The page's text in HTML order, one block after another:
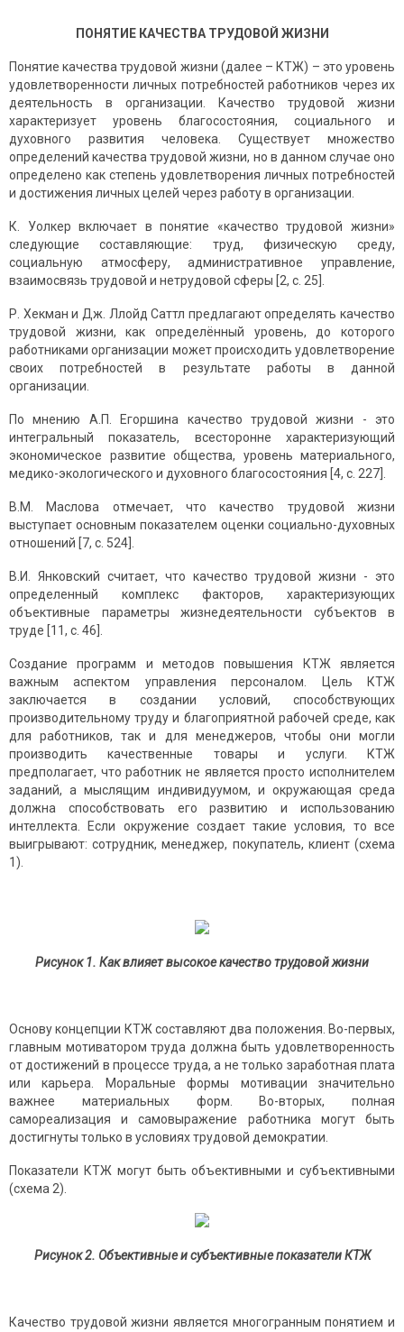
ПОНЯТИЕ КАЧЕСТВА ТРУДОВОЙ ЖИЗНИ
Понятие качества трудовой жизни (далее – КТЖ) – это уровень
удовлетворенности личных потребностей работников через их
деятельность в организации. Качество трудовой жизни
характеризует уровень благосостояния, социального и
духовного развития человека. Существует множество
определений качества трудовой жизни, но в данном случае оно
определено как степень удовлетворения личных потребностей
и достижения личных целей через работу в организации.
К. Уолкер включает в понятие «качество трудовой жизни»
следующие составляющие: труд, физическую среду,
социальную атмосферу, административное управление,
взаимосвязь трудовой и нетрудовой сферы [2, с. 25].
Р. Хекман и Дж. Ллойд Саттл предлагают определять качество
трудовой жизни, как определённый уровень, до которого
работниками организации может происходить удовлетворение
своих потребностей в результате работы в данной
организации.
По мнению А.П. Егоршина качество трудовой жизни - это
интегральный показатель, всесторонне характеризующий
экономическое развитие общества, уровень материального,
медико-экологического и духовного благосостояния [4, с. 227].
В.М. Маслова отмечает, что качество трудовой жизни
выступает основным показателем оценки социально-духовных
отношений [7, с. 524].
В.И. Янковский считает, что качество трудовой жизни - это
определенный комплекс факторов, характеризующих
объективные параметры жизнедеятельности субъектов в
труде [11, с. 46].
Создание программ и методов повышения КТЖ является
важным аспектом управления персоналом. Цель КТЖ
заключается в создании условий, способствующих
производительному труду и благоприятной рабочей среде, как
для работников, так и для менеджеров, чтобы они могли
производить качественные товары и услуги. КТЖ
предполагает, что работник не является просто исполнителем
заданий, а мыслящим индивидуумом, и окружающая среда
должна способствовать его развитию и использованию
интеллекта. Если окружение создает такие условия, то все
выигрывают: сотрудник, менеджер, покупатель, клиент (схема
1).
Рисунок 1. Как влияет высокое качество трудовой жизни
Основу концепции КТЖ составляют два положения. Во-первых,
главным мотиватором труда должна быть удовлетворенность
от достижений в процессе труда, а не только заработная плата
или карьера. Моральные формы мотивации значительно
важнее материальных форм. Во-вторых, полная
самореализация и самовыражение работника могут быть
достигнуты только в условиях трудовой демократии.
Показатели КТЖ могут быть объективными и субъективными
(схема 2).
Рисунок 2. Объективные и субъективные показатели КТЖ
Качество трудовой жизни является многогранным понятием и